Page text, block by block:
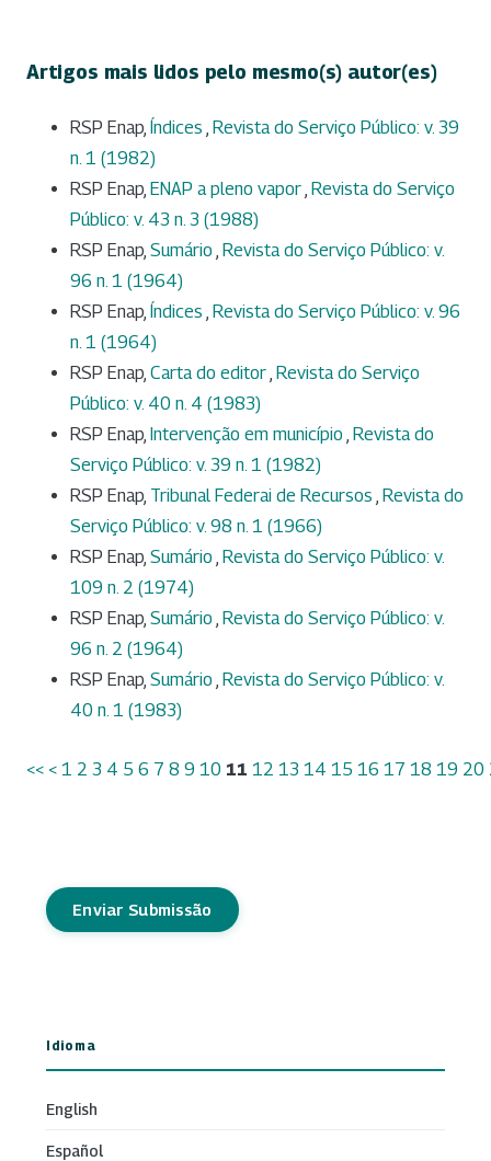
Artigos mais lidos pelo mesmo(s) autor(es)
RSP Enap, Índices , Revista do Serviço Público: v. 39
n. 1 (1982)
RSP Enap, ENAP a pleno vapor, Revista do Serviço
Público: v. 43 n. 3 (1988)
RSP Enap, Sumário , Revista do Serviço Público: v.
96 n. 1 (1964)
RSP Enap, Índices , Revista do Serviço Público: v. 96
n. 1 (1964)
RSP Enap, Carta do editor, Revista do Serviço
Público: v. 40 n. 4 (1983)
RSP Enap, Intervenção em município , Revista do
Serviço Público: v. 39 n. 1 (1982)
RSP Enap, Tribunal Federai de Recursos , Revista do
Serviço Público: v. 98 n. 1 (1966)
RSP Enap, Sumário , Revista do Serviço Público: v.
109 n. 2 (1974)
RSP Enap, Sumário , Revista do Serviço Público: v.
96 n. 2 (1964)
RSP Enap, Sumário , Revista do Serviço Público: v.
40 n. 1 (1983)
<< < 1 2 3 4 5 6 7 8 9 10 11 12 13 14 15 16 17 18 19 20
Enviar Submissão
Idioma
English
Español